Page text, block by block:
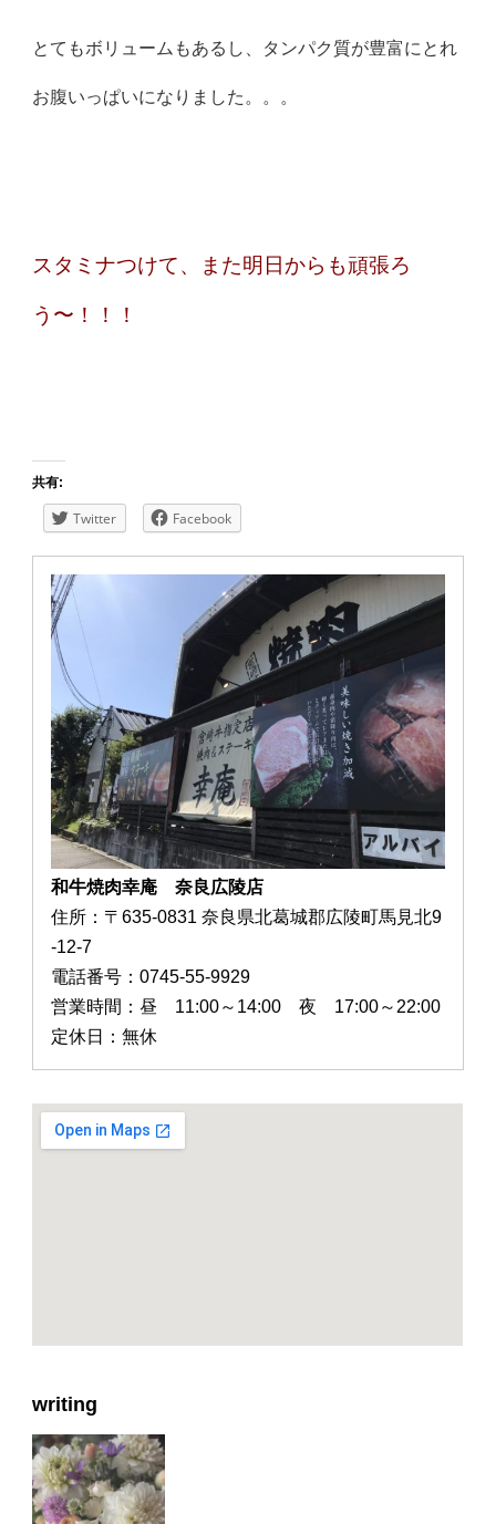
とてもボリュームもあるし、タンパク質が豊富にとれ
お腹いっぱいになりました。。。
スタミナつけて、また明日からも頑張ろ
う〜！！！
共有:
Twitter Facebook
和牛焼肉幸庵 奈良広陵店
住所：〒635-0831 奈良県北葛城郡広陵町馬見北9
-12-7
電話番号：0745-55-9929
営業時間：昼 11:00～14:00 夜 17:00～22:00
定休日：無休
writing